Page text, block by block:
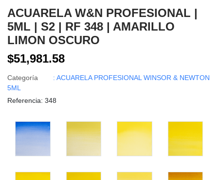
ACUARELA W&N PROFESIONAL |
5ML | S2 | RF 348 | AMARILLO
LIMON OSCURO
$51,981.58
Categoría
: ACUARELA PROFESIONAL WINSOR & NEWTON
5ML
Referencia: 348